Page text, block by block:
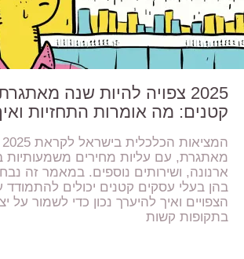
2025 צפויה להיות שנה
קטנים: מה אומרות התחזיות
מאתגרת, עם עליות מחירים משמעותיות
ארנונה, ושירותים נוספים. במאמר זה
בהן בעלי עסקים קטנים יכולים להתמודד
הצפויים ואיך להיערך נכון כדי לשמור על
בתקופות קשות